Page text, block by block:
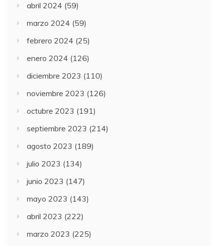
abril 2024 (59)
marzo 2024 (59)
febrero 2024 (25)
enero 2024 (126)
diciembre 2023 (110)
noviembre 2023 (126)
octubre 2023 (191)
septiembre 2023 (214)
agosto 2023 (189)
julio 2023 (134)
junio 2023 (147)
mayo 2023 (143)
abril 2023 (222)
marzo 2023 (225)